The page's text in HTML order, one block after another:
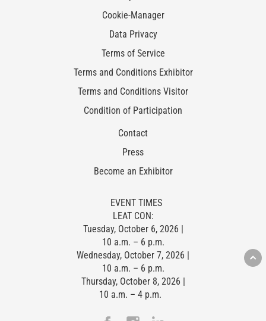
Cookie-Manager
Data Privacy
Terms of Service
Terms and Conditions Exhibitor
Terms and Conditions Visitor
Condition of Participation
Contact
Press
Become an Exhibitor
EVENT TIMES
LEAT CON:
Tuesday, October 6, 2026 |
10 a.m. – 6 p.m.
Wednesday, October 7, 2026 |
10 a.m. – 6 p.m.
Thursday, October 8, 2026 |
10 a.m. – 4 p.m.